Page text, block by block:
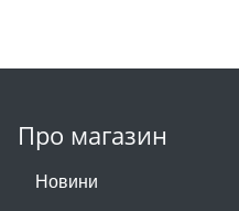
Про магазин
Новини